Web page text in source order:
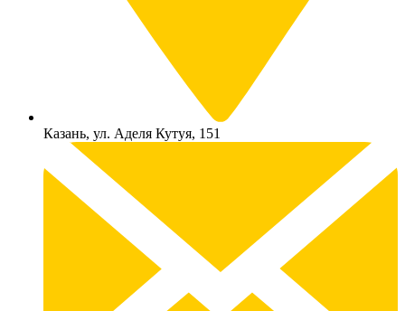
Казань, ул. Аделя Кутуя, 151